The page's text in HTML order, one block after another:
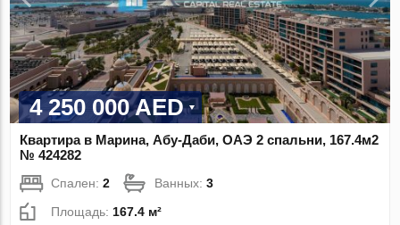
4 250 000 AED
Квартира в Марина, Абу-Даби, ОАЭ 2 спальни, 167.4м2
№ 424282
Спален:2 Ванных:3
Площадь: 167.4 м²